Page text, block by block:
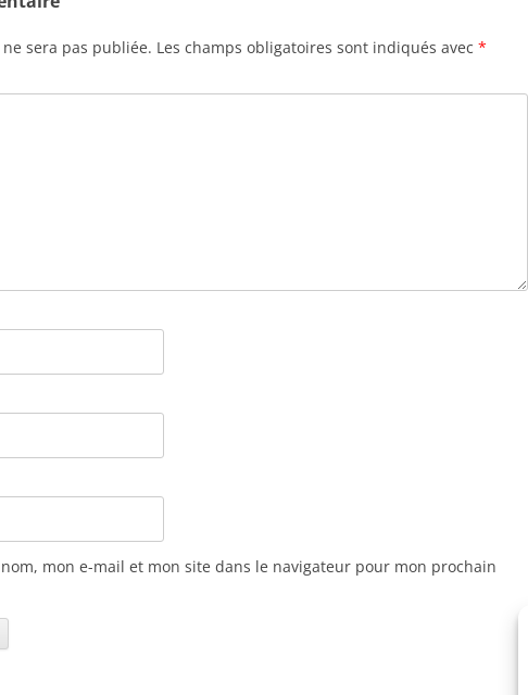
sera pas publiée. Les champs obligatoires sont indiqués avec *
mon e-mail et mon site dans le navigateur pour mon prochain